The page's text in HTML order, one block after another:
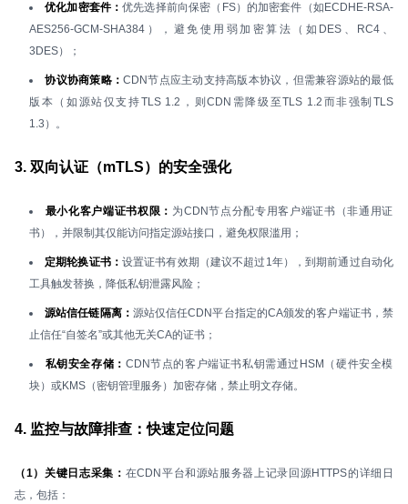
优化加密套件：优先选择前向保密（FS）的加密套件（如ECDHE-RSA-
AES256-GCM-SHA384），避免使用弱加密算法（如DES、RC4、
3DES）；
协议协商策略：CDN节点应主动支持高版本协议，但需兼容源站的最低
版本（如源站仅支持TLS 1.2，则CDN需降级至TLS 1.2而非强制TLS
1.3）。
3. 双向认证（mTLS）的安全强化
最小化客户端证书权限： 为CDN节点分配专用客户端证书（非通用证
书），并限制其仅能访问指定源站接口，避免权限滥用；
定期轮换证书： 设置证书有效期（建议不超过1年），到期前通过自动化
工具触发替换，降低私钥泄露风险；
源站信任链隔离： 源站仅信任CDN平台指定的CA颁发的客户端证书，禁
止信任“自签名”或其他无关CA的证书；
私钥安全存储： CDN节点的客户端证书私钥需通过HSM（硬件安全模
块）或KMS（密钥管理服务）加密存储，禁止明文存储。
4. 监控与故障排查：快速定位问题
（1）关键日志采集： 在CDN平台和源站服务器上记录回源HTTPS的详细日
志，包括：